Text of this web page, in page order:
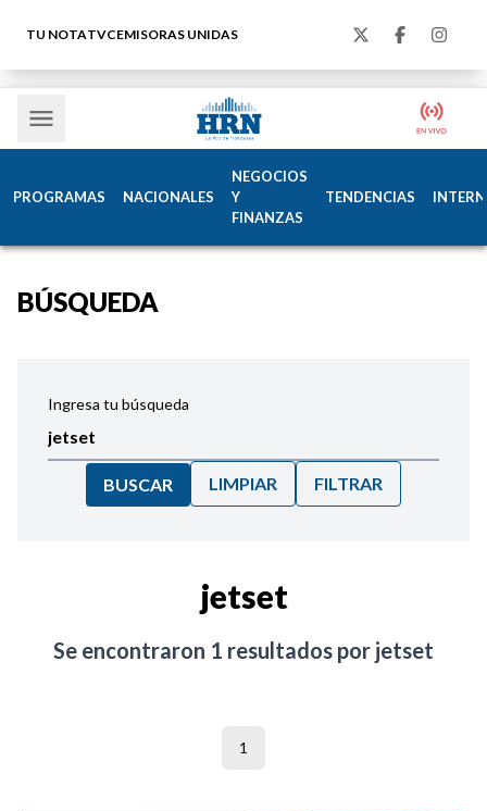
TU NOTATVCEMISORAS UNIDAS
PROGRAMAS NACIONALES
NEGOCIOS
Y
FINANZAS
TENDENCIAS
BÚSQUEDA
Ingresa tu búsqueda
BUSCAR LIMPIAR FILTRAR
jetset
Se encontraron 1 resultados por jetset
1